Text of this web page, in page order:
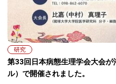
研究
第33回日本病態生理学会大会
ル）で開催されました。